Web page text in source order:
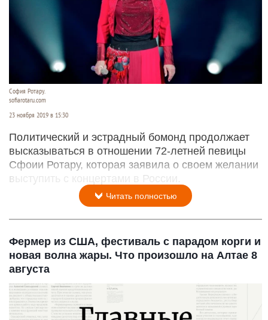
София Ротару.
sofiarotaru.com
23 ноября 2019 в 15:30
Политический и эстрадный бомонд продолжает
высказываться в отношении 72-летней певицы
Сфоии Ротару, которая заявила о своем желании
выступить с концертами в России.
Читать полностью
Фермер из США, фестиваль с парадом корги и
новая волна жары. Что произошло на Алтае 8
августа